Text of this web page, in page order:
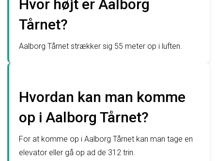
Hvor højt er Aalborg
Tårnet?
Aalborg Tårnet strækker sig 55 meter op i luften.
Hvordan kan man komme
op i Aalborg Tårnet?
For at komme op i Aalborg Tårnet kan man tage en
elevator eller gå op ad de 312 trin.